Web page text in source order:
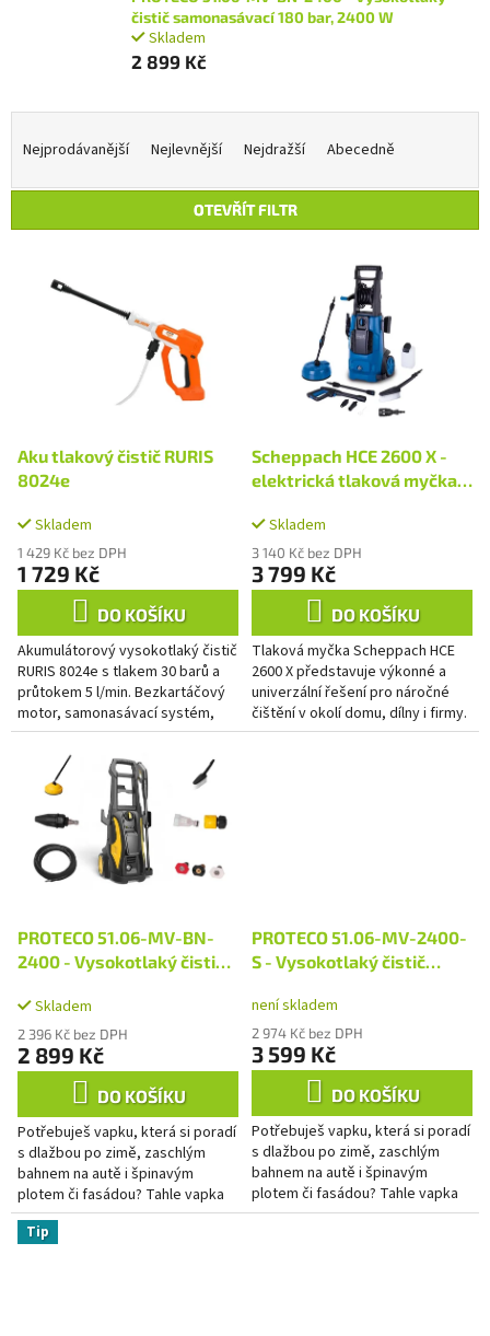
čistič samonasávací 180 bar, 2400 W
Skladem
2 899 Kč
e
Nejprodávanější Nejlevnější Nejdražší Abecedně
OTEVŘÍT FILTR
d
u
t
ů
Aku tlakový čistič RURIS
8024e
Skladem
1 429 Kč bez DPH
1 729 Kč
DO KOŠÍKU
Akumulátorový vysokotlaký čistič
RURIS 8024e s tlakem 30 barů a
průtokem 5 l/min. Bezkartáčový
motor, samonasávací systém,
tryska 6 v 1. Dodává se bez
akumulátoru a nabíječky.
Scheppach HCE 2600 X -
elektrická tlaková myčka
Skladem
3 140 Kč bez DPH
3 799 Kč
DO KOŠÍKU
Tlaková myčka Scheppach HCE
2600 X představuje výkonné a
univerzální řešení pro náročné
čištění v okolí domu, dílny i firmy.
Díky vysokému tlaku až 180 barů
PROTECO 51.06-MV-BN-
2400 - Vysokotlaký čistič
2400 W
Skladem
2 396 Kč bez DPH
2 899 Kč
DO KOŠÍKU
Potřebuješ vapku, která si poradí
s dlažbou po zimě, zaschlým
bahnem na autě i špinavým
plotem či fasádou? Tahle vapka
je multifunkční čisticí systém,
který máš připravený na...
PROTECO 51.06-MV-2400-
S - Vysokotlaký čistič
2400 W s navijákem
není skladem
2 974 Kč bez DPH
3 599 Kč
DO KOŠÍKU
Potřebuješ vapku, která si poradí
s dlažbou po zimě, zaschlým
bahnem na autě i špinavým
plotem či fasádou? Tahle vapka
je multifunkční čisticí systém,
Tip